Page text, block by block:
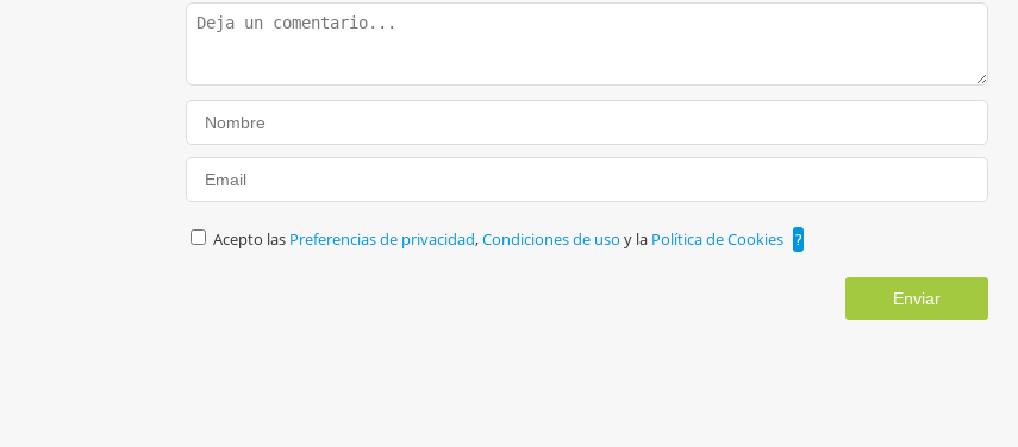
Acepto las Preferencias de privacidad,Condiciones de uso y la Política de Cookies ?
Enviar